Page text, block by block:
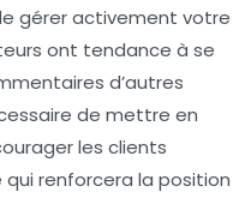
gérer activement votre
ont tendance à se
d’autres
de mettre en
les clients
renforcera la position